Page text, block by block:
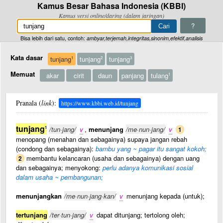
Kamus Besar Bahasa Indonesia (KBBI)
Kamus versi online/daring (dalam jaringan)
?
Bisa lebih dari satu, contoh: ambyar,terjemah,integritas,sinonim,efektif,analisis
Kata dasar tunjang1 tunjang2 tunjang3
Memuat akar cirit daun panjang tulang1
Pranala (link): https://www.kbbi.web.id/tunjang
tunjang1 /tun·jang/ v , menunjang /me·nun·jang/ v 1
menopang (menahan dan sebagainya) supaya jangan rebah
(condong dan sebagainya): bambu yang ~ pagar itu sangat kokoh;
2 membantu kelancaran (usaha dan sebagainya) dengan uang
dan sebagainya; menyokong: perlu adanya komunikasi sosial
dalam usaha ~ pembangunan;
menunjangkan /me·nun·jang·kan/ v menunjang kepada (untuk);
tertunjang /ter·tun·jang/ v dapat ditunjang; tertolong oleh;